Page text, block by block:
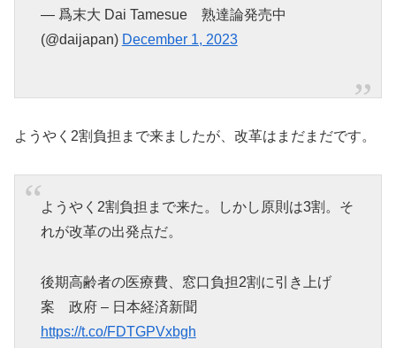
— 爲末大 Dai Tamesue 熟達論発売中
(@daijapan) December 1, 2023
ようやく2割負担まで来ましたが、改革はまだまだです。
ようやく2割負担まで来た。しかし原則は3割。そ
れが改革の出発点だ。
後期高齢者の医療費、窓口負担2割に引き上げ
案 政府 – 日本経済新聞
https://t.co/FDTGPVxbgh